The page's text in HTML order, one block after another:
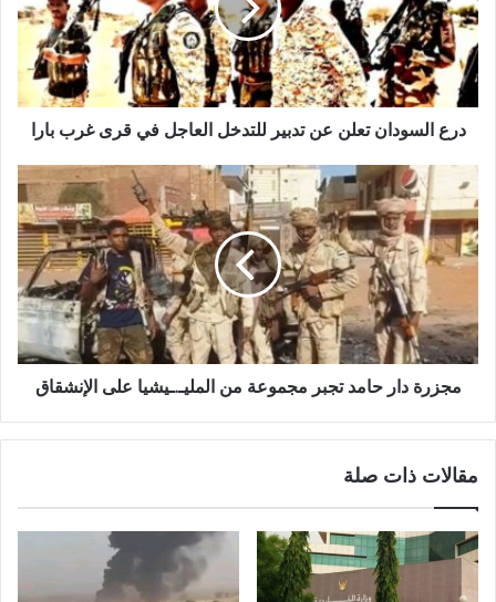
تدبير
للتدخل
العاجل
في
قرى
غرب
درع السودان تعلن عن تدبير للتدخل العاجل في قرى غرب بارا
مجزرة
دار
حامد
تجبر
مجموعة
المليـ.ـيشيا
على
الإنشقاق
مجزرة دار حامد تجبر مجموعة من المليـ.ـيشيا على الإنشقاق
مقالات ذات صلة